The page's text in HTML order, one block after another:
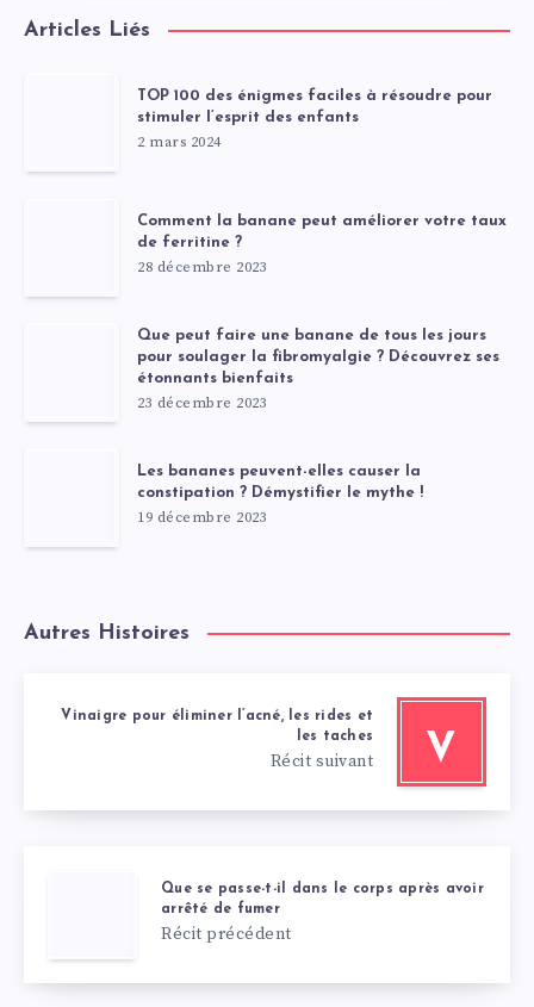
Articles Liés
TOP 100 des énigmes faciles à résoudre pour
stimuler l’esprit des enfants
2 mars 2024
Comment la banane peut améliorer votre taux
de ferritine ?
28 décembre 2023
Que peut faire une banane de tous les jours
pour soulager la fibromyalgie ? Découvrez ses
étonnants bienfaits
23 décembre 2023
Les bananes peuvent-elles causer la
constipation ? Démystifier le mythe !
19 décembre 2023
Autres Histoires
V
Vinaigre pour éliminer l’acné, les rides et
les taches
Récit suivant
Que se passe-t-il dans le corps après avoir
arrêté de fumer
Récit précédent